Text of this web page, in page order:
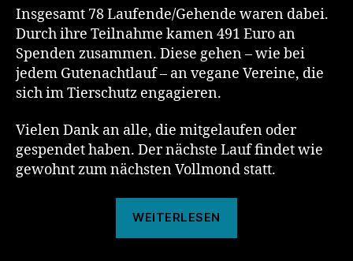
Insgesamt 78 Laufende/Gehende waren dabei.
Durch ihre Teilnahme kamen 491 Euro an
Spenden zusammen. Diese gehen – wie bei
jedem Gutenachtlauf – an vegane Vereine, die
sich im Tierschutz engagieren.
Vielen Dank an alle, die mitgelaufen oder
gespendet haben. Der nächste Lauf findet wie
gewohnt zum nächsten Vollmond statt.
WEITERLESEN